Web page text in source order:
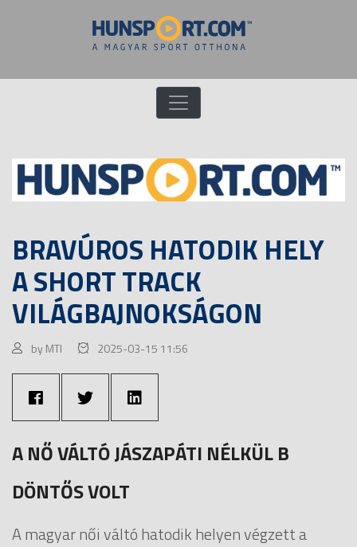
BRAVÚROS HATODIK HELY
A SHORT TRACK
VILÁGBAJNOKSÁGON
by MTI 2025-03-15 11:56
A NŐ VÁLTÓ JÁSZAPÁTI NÉLKÜL B
DÖNTŐS VOLT
A magyar női váltó hatodik helyen végzett a